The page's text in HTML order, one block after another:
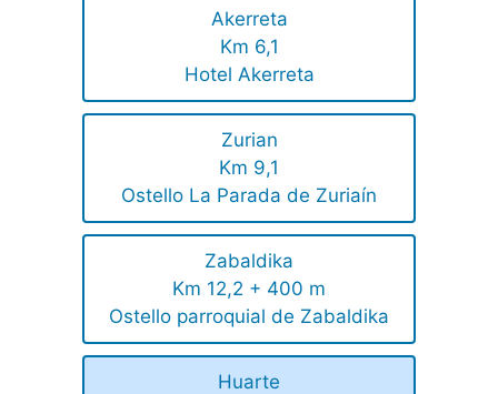
Akerreta
Km 6,1
Hotel Akerreta
Zurian
Km 9,1
Ostello La Parada de Zuriaín
Zabaldika
Km 12,2 + 400 m
Ostello parroquial de Zabaldika
Huarte